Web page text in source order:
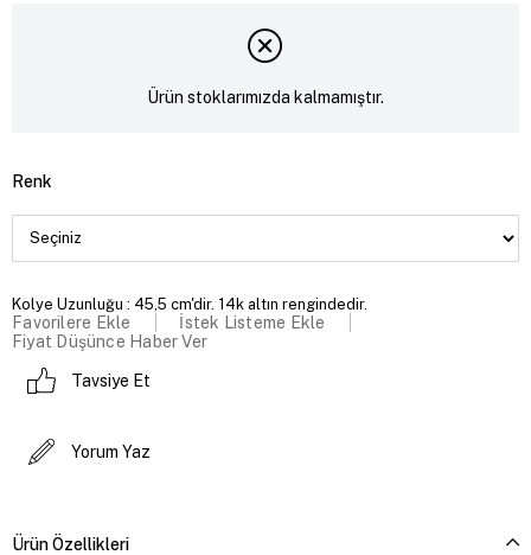
Ürün stoklarımızda kalmamıştır.
Renk
Kolye Uzunluğu : 45,5 cm'dir. 14k altın rengindedir.
Favorilere Ekle
İstek Listeme Ekle
Fiyat Düşünce Haber Ver
Tavsiye Et
Yorum Yaz
Ürün Özellikleri